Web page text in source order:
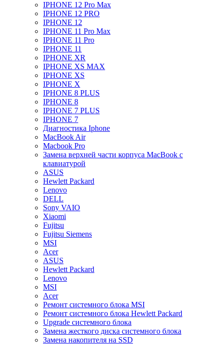
IPHONE 12 Pro Max
IPHONE 12 PRO
IPHONE 12
IPHONE 11 Pro Max
IPHONE 11 Pro
IPHONE 11
IPHONE XR
IPHONE XS MAX
IPHONE XS
IPHONE X
IPHONE 8 PLUS
IPHONE 8
IPHONE 7 PLUS
IPHONE 7
Диагностика Iphone
MacBook Air
Macbook Pro
Замена верхней части корпуса MacBook с
клавиатурой
ASUS
Hewlett Packard
Lenovo
DELL
Sony VAIO
Xiaomi
Fujitsu
Fujitsu Siemens
MSI
Acer
ASUS
Hewlett Packard
Lenovo
MSI
Acer
Ремонт системного блока MSI
Ремонт системного блока Hewlett Packard
Upgrade системного блока
Замена жесткого диска системного блока
Замена накопителя на SSD